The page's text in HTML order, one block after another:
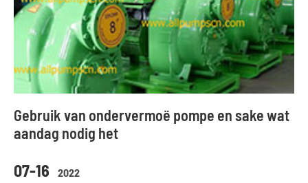
07-16 2022
Gebruik van ondervermoë pompe en sake wat
aandag nodig het